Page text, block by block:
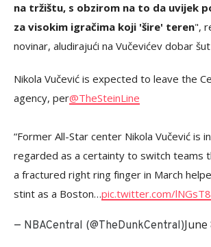
na tržištu, s obzirom na to da uvijek
za visokim igračima koji 'šire' teren",
novinar, aludirajući na Vučevićev dobar
Nikola Vučević is expected to leave the
agency, per@TheSteinLine
“Former All-Star center Nikola Vučević is
regarded as a certainty to switch teams
a fractured right ring finger in March
stint as a Boston…pic.twitter.com/
— NBACentral (@TheDunkCentral)June